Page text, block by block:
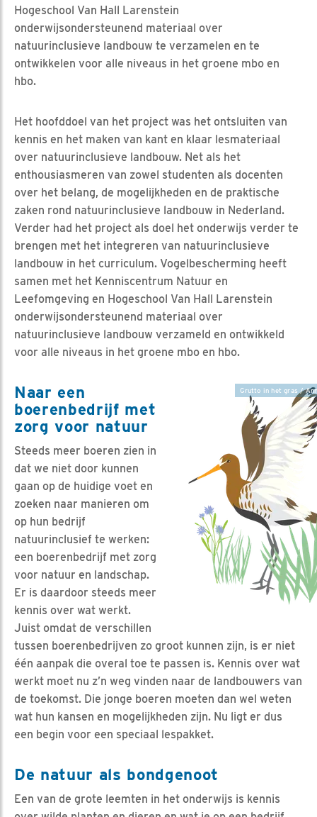
Hogeschool Van Hall Larenstein
onderwijsondersteunend materiaal over
natuurinclusieve landbouw te verzamelen en te
ontwikkelen voor alle niveaus in het groene mbo en
hbo.
Het hoofddoel van het project was het ontsluiten van
kennis en het maken van kant en klaar lesmateriaal
over natuurinclusieve landbouw. Net als het
enthousiasmeren van zowel studenten als docenten
over het belang, de mogelijkheden en de praktische
zaken rond natuurinclusieve landbouw in Nederland.
Verder had het project als doel het onderwijs verder te
brengen met het integreren van natuurinclusieve
landbouw in het curriculum. Vogelbescherming heeft
samen met het Kenniscentrum Natuur en
Leefomgeving en Hogeschool Van Hall Larenstein
onderwijsondersteunend materiaal over
natuurinclusieve landbouw verzameld en ontwikkeld
voor alle niveaus in het groene mbo en hbo.
Grutto in het gras /
Naar een
boerenbedrijf met
zorg voor natuur
Steeds meer boeren zien in
dat we niet door kunnen
gaan op de huidige voet en
zoeken naar manieren om
op hun bedrijf
natuurinclusief te werken:
een boerenbedrijf met zorg
voor natuur en landschap.
Er is daardoor steeds meer
kennis over wat werkt.
Juist omdat de verschillen
tussen boerenbedrijven zo groot kunnen zijn, is er niet
één aanpak die overal toe te passen is. Kennis over wat
werkt moet nu z’n weg vinden naar de landbouwers van
de toekomst. Die jonge boeren moeten dan wel weten
wat hun kansen en mogelijkheden zijn. Nu ligt er dus
een begin voor een speciaal lespakket.
De natuur als bondgenoot
Een van de grote leemten in het onderwijs is kennis